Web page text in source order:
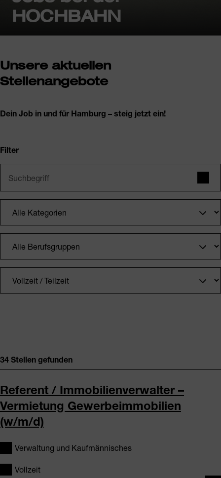
HOCHBAHN
Unsere aktuellen
Stellenangebote
Dein Job in und für Hamburg – steig jetzt ein!
Filter
34 Stellen gefunden
Referent / Immobilienverwalter –
Vermietung Gewerbeimmobilien
(w/m/d)
Verwaltung und Kaufmännisches
Vollzeit